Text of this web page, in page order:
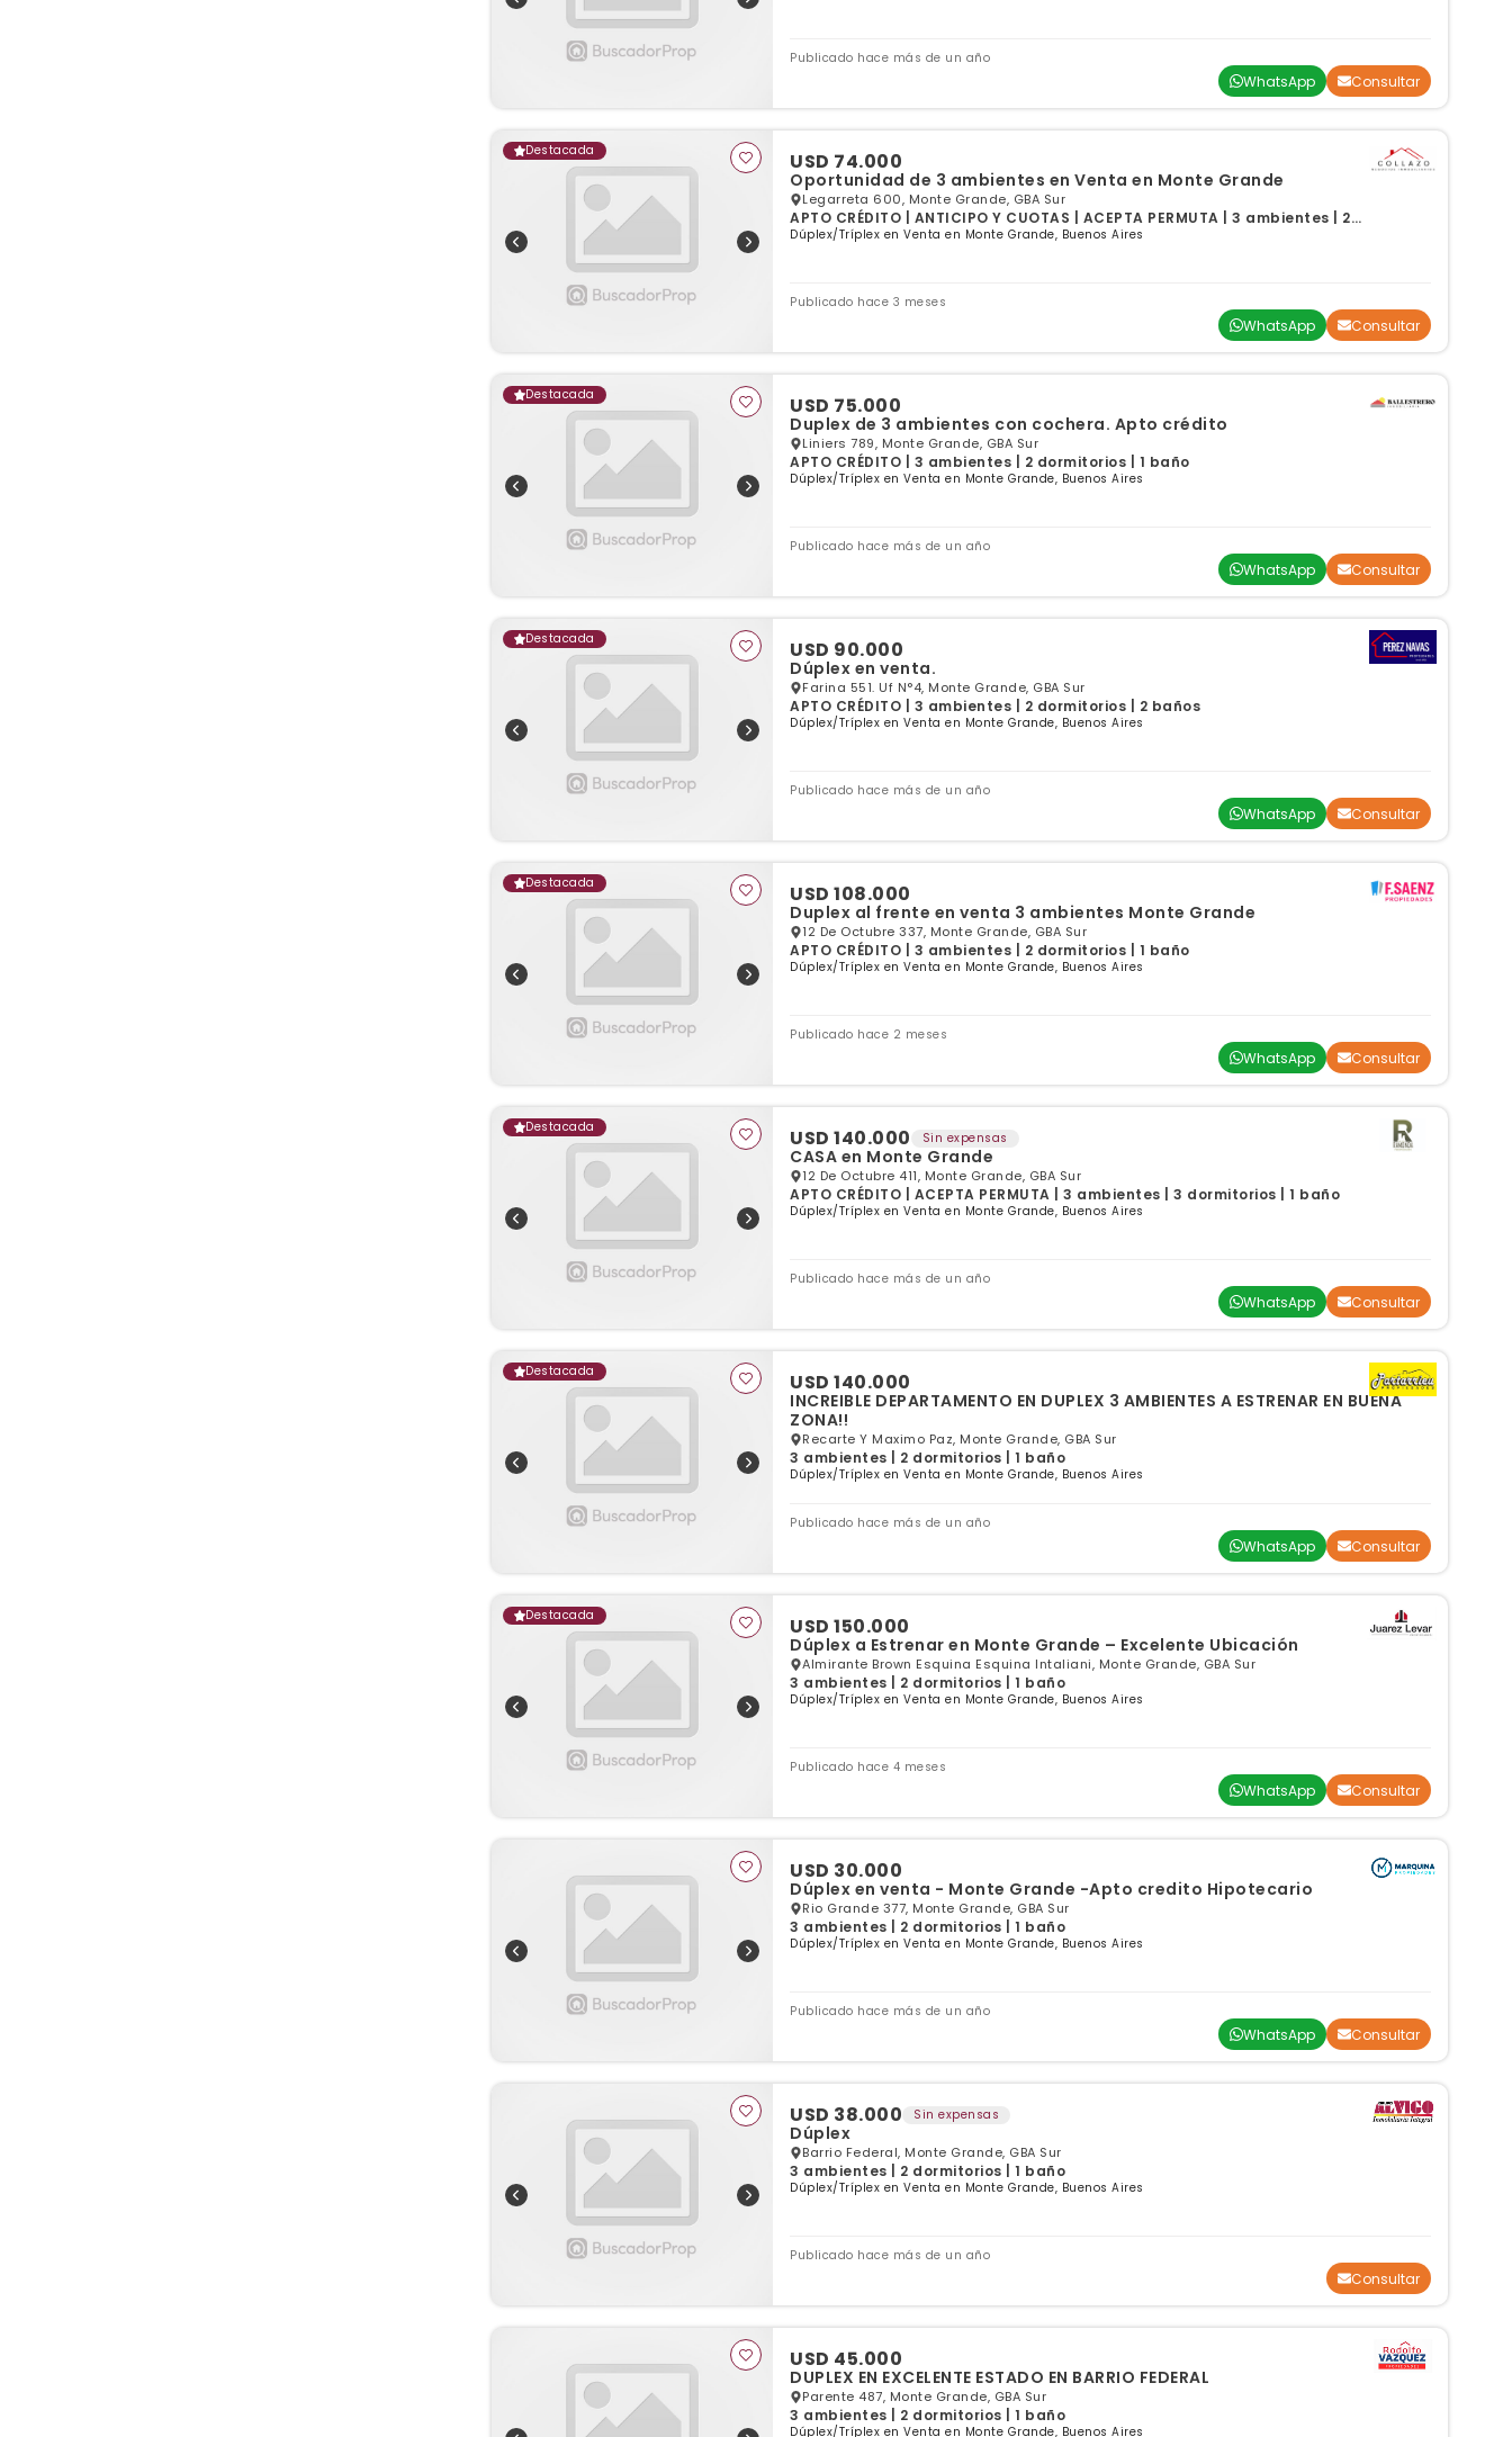
Publicado hace más de un año
WhatsApp Consultar
Destacada USD 74.000
Oportunidad de 3 ambientes en Venta en Monte Grande
Legarreta 600, Monte Grande, GBA Sur
APTO CRÉDITO | ANTICIPO Y CUOTAS | ACEPTA PERMUTA | 3 ambientes | 2
dormitorios | 1 baño
Dúplex/Tríplex en Venta en Monte Grande, Buenos Aires
Publicado hace 3 meses
WhatsApp Consultar
Destacada USD 75.000
Duplex de 3 ambientes con cochera. Apto crédito
Liniers 789, Monte Grande, GBA Sur
APTO CRÉDITO | 3 ambientes | 2 dormitorios | 1 baño
Dúplex/Tríplex en Venta en Monte Grande, Buenos Aires
Publicado hace más de un año
WhatsApp Consultar
Destacada USD 90.000
Dúplex en venta.
Farina 551. Uf N°4, Monte Grande, GBA Sur
APTO CRÉDITO | 3 ambientes | 2 dormitorios | 2 baños
Dúplex/Tríplex en Venta en Monte Grande, Buenos Aires
Publicado hace más de un año
WhatsApp Consultar
Destacada USD 108.000
Duplex al frente en venta 3 ambientes Monte Grande
12 De Octubre 337, Monte Grande, GBA Sur
APTO CRÉDITO | 3 ambientes | 2 dormitorios | 1 baño
Dúplex/Tríplex en Venta en Monte Grande, Buenos Aires
Publicado hace 2 meses
WhatsApp Consultar
Destacada USD 140.000 Sin expensas
CASA en Monte Grande
12 De Octubre 411, Monte Grande, GBA Sur
APTO CRÉDITO | ACEPTA PERMUTA | 3 ambientes | 3 dormitorios | 1 baño
Dúplex/Tríplex en Venta en Monte Grande, Buenos Aires
Publicado hace más de un año
WhatsApp Consultar
Destacada USD 140.000
INCREIBLE DEPARTAMENTO EN DUPLEX 3 AMBIENTES A ESTRENAR EN BUENA
ZONA!!
Recarte Y Maximo Paz, Monte Grande, GBA Sur
3 ambientes | 2 dormitorios | 1 baño
Dúplex/Tríplex en Venta en Monte Grande, Buenos Aires
Publicado hace más de un año
WhatsApp Consultar
Destacada USD 150.000
Dúplex a Estrenar en Monte Grande – Excelente Ubicación
Almirante Brown Esquina Esquina Intaliani, Monte Grande, GBA Sur
3 ambientes | 2 dormitorios | 1 baño
Dúplex/Tríplex en Venta en Monte Grande, Buenos Aires
Publicado hace 4 meses
WhatsApp Consultar
USD 30.000
Dúplex en venta - Monte Grande -Apto credito Hipotecario
Rio Grande 377, Monte Grande, GBA Sur
3 ambientes | 2 dormitorios | 1 baño
Dúplex/Tríplex en Venta en Monte Grande, Buenos Aires
Publicado hace más de un año
WhatsApp Consultar
USD 38.000 Sin expensas
Dúplex
Barrio Federal, Monte Grande, GBA Sur
3 ambientes | 2 dormitorios | 1 baño
Dúplex/Tríplex en Venta en Monte Grande, Buenos Aires
Publicado hace más de un año
Consultar
USD 45.000
DUPLEX EN EXCELENTE ESTADO EN BARRIO FEDERAL
Parente 487, Monte Grande, GBA Sur
3 ambientes | 2 dormitorios | 1 baño
Dúplex/Tríplex en Venta en Monte Grande, Buenos Aires